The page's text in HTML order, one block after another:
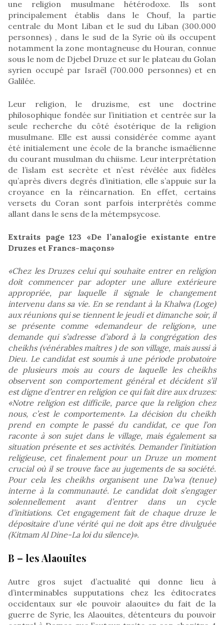
une religion musulmane hétérodoxe. Ils sont
principalement établis dans le Chouf, la partie
centrale du Mont Liban et le sud du Liban (300.000
personnes) , dans le sud de la Syrie où ils occupent
notamment la zone montagneuse du Houran, connue
sous le nom de Djebel Druze et sur le plateau du Golan
syrien occupé par Israël (700.000 personnes) et en
Galilée.
Leur religion, le druzisme, est une doctrine
philosophique fondée sur l’initiation et centrée sur la
seule recherche du côté ésotérique de la religion
musulmane. Elle est aussi considérée comme ayant
été initialement une école de la branche ismaélienne
du courant musulman du chiisme. Leur interprétation
de l’islam est secrète et n’est révélée aux fidèles
qu’après divers degrés d’initiation, elle s’appuie sur la
croyance en la réincarnation. En effet, certains
versets du Coran sont parfois interprétés comme
allant dans le sens de la métempsycose.
Extraits page 123 «De l’analogie existante entre
Druzes et Francs-maçons»
«Chez les Druzes celui qui souhaite entrer en religion
doit commencer par adopter une allure extérieure
appropriée, par laquelle il signale le changement
intervenu dans sa vie. En se rendant à la Khalwa (Loge)
aux réunions qui se tiennent le jeudi et dimanche soir, il
se présente comme «demandeur de religion», une
demande qui s’adresse d’abord à la congrégation des
cheikhs (vénérables maîtres ) de son village, mais aussi à
Dieu. Le candidat est soumis à une période probatoire
de plusieurs mois au cours de laquelle les cheikhs
observent son comportement général et décident s’il
est digne d’entrer en religion ce qui fait dire aux druzes:
«Notre religion est difficile, parce que la religion chez
nous, c’est le comportement». La décision du cheikh
prend en compte le passé du candidat, ce que l’on
raconte à son sujet dans le village, mais également sa
situation présente et ses activités. Demander l’initiation
religieuse, cet finalement pour un Druze un moment
crucial où il se trouve face au jugements de sa société.
Pour cela les cheikhs organisent une Da’wa (tenue)
interne à la communauté. Le candidat doit s’engager
solennellement avant d’entrer dans un cycle
d’initiations. Cet engagement fait de chaque druze le
dépositaire d’une vérité qui ne doit aps être divulguée
(Kitmam Al Dine-La loi du silence)».
B – les Alaouites
Autre gros sujet d’actualité qui donne lieu à
d’interminables supputations chez les éditocrates
occidentaux sur «le pouvoir alaouite» du fait de la
guerre de Syrie, les Alaouites, détenteurs du pouvoir